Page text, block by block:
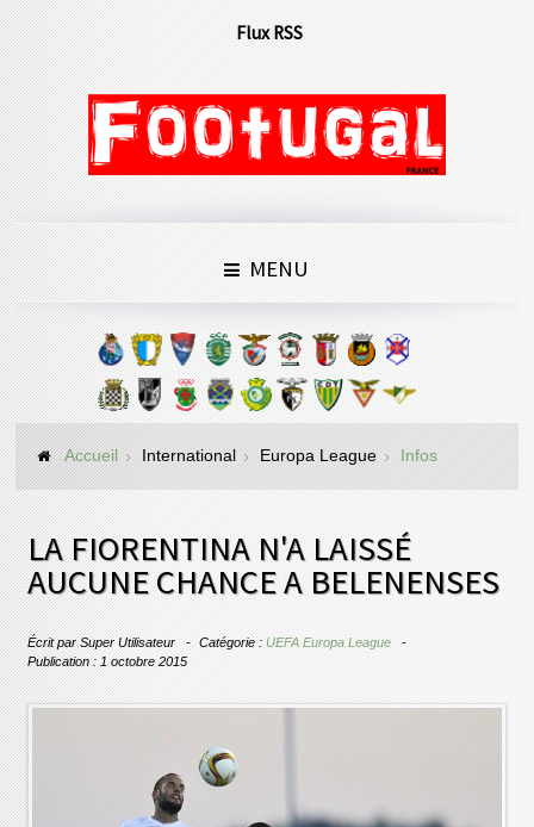
Flux RSS
MENU
Accueil International Europa League Infos
LA FIORENTINA N'A LAISSÉ
AUCUNE CHANCE A BELENENSES
Écrit parSuper Utilisateur Catégorie : UEFA Europa League
Publication : 1 octobre 2015